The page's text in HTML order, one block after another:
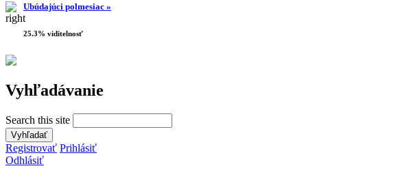
Ubúdajúci polmesiac »
25.3% viditelnosť
Vyhľadávanie
Search this site
Registrovať Prihlásiť
Odhlásiť